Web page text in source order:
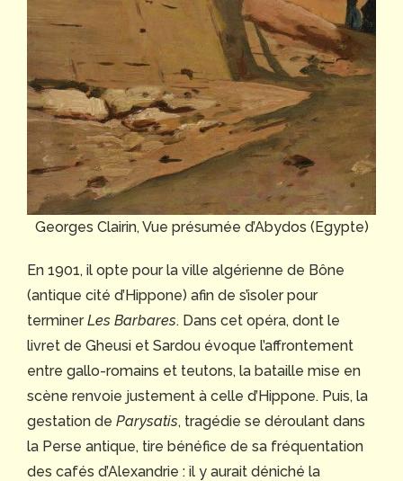
Georges Clairin, Vue présumée d’Abydos (Egypte)
En 1901, il opte pour la ville algérienne de Bône
(antique cité d’Hippone) afin de s’isoler pour
terminerLes Barbares. Dans cet opéra, dont le
livret de Gheusi et Sardou évoque l’affrontement
entre gallo-romains et teutons, la bataille mise en
scène renvoie justement à celle d’Hippone. Puis, la
gestation de Parysatis, tragédie se déroulant dans
la Perse antique, tire bénéfice de sa fréquentation
des cafés d’Alexandrie : il y aurait déniché la